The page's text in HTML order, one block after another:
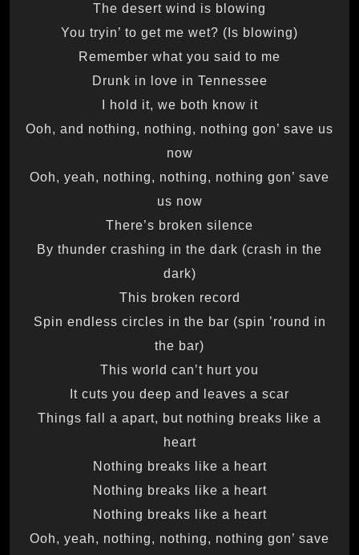
The desert wind is blowing
You tryin’ to get me wet? (Is blowing)
Remember what you said to me
Drunk in love in Tennessee
I hold it, we both know it
Ooh, and nothing, nothing, nothing gon’ save us
now
Ooh, yeah, nothing, nothing, nothing gon’ save
us now
There’s broken silence
By thunder crashing in the dark (crash in the
dark)
This broken record
Spin endless circles in the bar (spin ’round in
the bar)
This world can’t hurt you
It cuts you deep and leaves a scar
Things fall a apart, but nothing breaks like a
heart
Nothing breaks like a heart
Nothing breaks like a heart
Nothing breaks like a heart
Ooh, yeah, nothing, nothing, nothing gon’ save